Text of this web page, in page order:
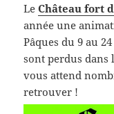
LeChâteau fort
année une
Pâques du 9 au
sont perdus dans
vous attend
retrouver !